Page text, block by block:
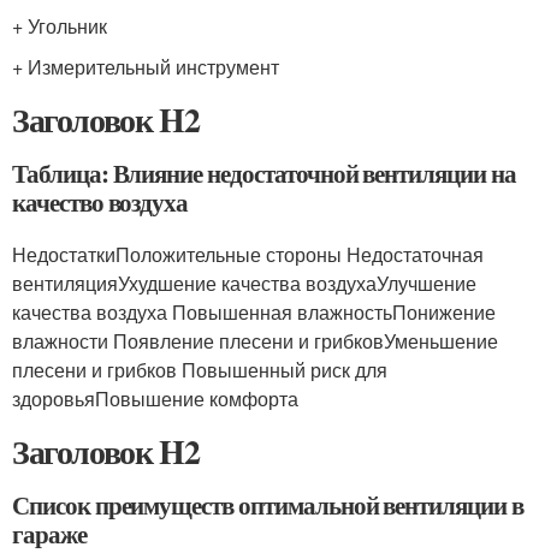
+ Угольник
+ Измерительный инструмент
Заголовок H2
Таблица: Влияние недостаточной вентиляции на
качество воздуха
НедостаткиПоложительные стороны Недостаточная
вентиляцияУхудшение качества воздухаУлучшение
качества воздуха Повышенная влажностьПонижение
влажности Появление плесени и грибковУменьшение
плесени и грибков Повышенный риск для
здоровьяПовышение комфорта
Заголовок H2
Список преимуществ оптимальной вентиляции в
гараже